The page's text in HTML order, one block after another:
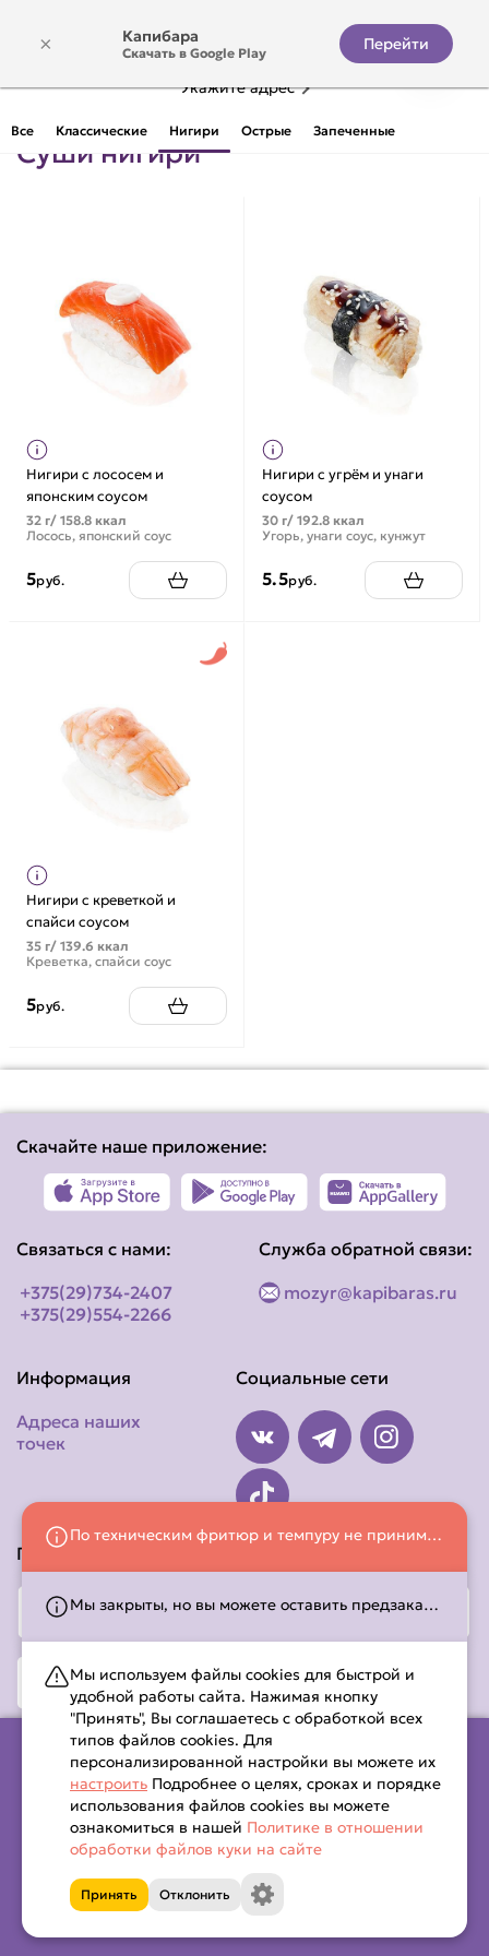
Укажите адрес
Все Классические Нигири Острые Запеченные
По техническим фритюр и темпуру не принимаем! Приносим свои извинения за предоставленные неудобства!
Мы закрыты, но вы можете оставить предзаказ! Работаем с 10:00 до 21:45. С временем работы можно ознакомиться на странице
Мы используем файлы cookies для быстрой и
удобной работы сайта. Нажимая кнопку
"Принять", Вы соглашаетесь с обработкой всех
типов файлов cookies. Для
персонализированной настройки вы можете их
настроить Подробнее о целях, сроках и порядке
использования файлов cookies вы можете
ознакомиться в нашей Политике в отношении
обработки файлов куки на сайте
Принять Отклонить
Суши нигири
Нигири с лососем и
японским соусом
32 г/ 158.8 ккал
Лосось, японский соус
5руб.
Нигири с угрём и унаги
соусом
30 г/ 192.8 ккал
Угорь, унаги соус, кунжут
5.5руб.
Нигири с креветкой и
спайси соусом
35 г/ 139.6 ккал
Креветка, спайси соус
5руб.
Скачайте наше приложение:
Связаться с нами:
+375(29)734-2407
+375(29)554-2266
Служба обратной связи:
mozyr@kapibaras.ru
Информация
Адреса наших
точек
Социальные сети
Принимаем к оплате:
ООО «КапиГриль», УНП 491574420, Республика Беларусь,
Гомельская область, Мозырский район, г. Мозырь, ул.
Капибара © 2026
× Капибара
Скачать в Google Play Перейти